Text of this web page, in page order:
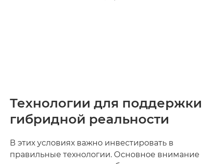
Технологии для поддержки
гибридной реальности
В этих условиях важно инвестировать в
правильные технологии. Основное внимание